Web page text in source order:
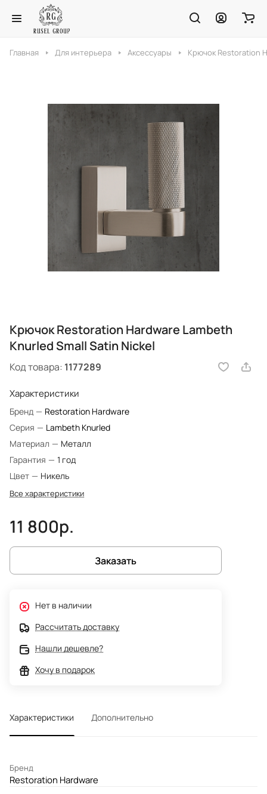
Главная Для интерьера Аксессуары Крючок Restoration
Крючок Restoration Hardware Lambeth
Knurled Small Satin Nickel
Код товара: 1177289
Характеристики
Бренд — Restoration Hardware
Серия — Lambeth Knurled
Материал — Металл
Гарантия — 1 год
Цвет — Никель
Все характеристики
11 800р.
Заказать
Нет в наличии
Рассчитать доставку
Нашли дешевле?
Хочу в подарок
Характеристики Дополнительно
Бренд
Restoration Hardware